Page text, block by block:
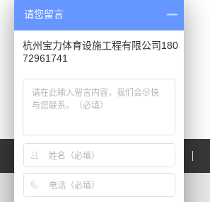
宝力首页
请您留言
杭州宝力体育设施工程有限公司180
72961741